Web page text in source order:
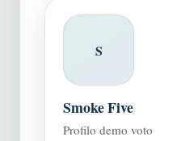
S
Smoke Five
Profilo demo voto